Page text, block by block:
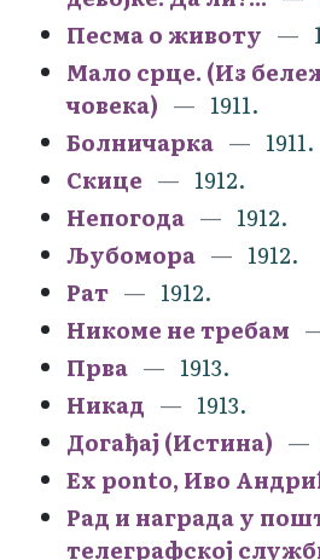
Песма о животу
Мало срце. (Из
човека)
1911.
Болничарка
1911.
Скице
1912.
Непогода
1912.
Љубомора
1912.
Рат
1912.
Никоме не требам
Прва
1913.
Никад
1913.
Догађај (Истина)
Еx ponto, Иво
Рад и награда у
телеграфској